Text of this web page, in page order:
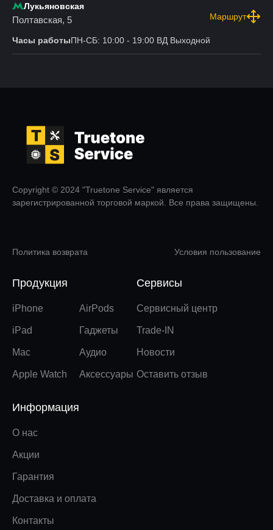
Лукьяновская
Полтавская, 5 Маршрут
Часы работыПН-СБ: 10:00 - 19:00 ВД Выходной
Copyright © 2024 "Truetone Service" является
зарегистрированной торговой маркой. Все права защищены.
Политика возврата Условия пользование
Продукция
iPhone
iPad
Mac
Apple Watch
AirPods
Гаджеты
Аудио
Аксессуары
Сервисы
Сервисный центр
Trade-IN
Новости
Оставить отзыв
Информация
О нас
Акции
Гарантия
Доставка и оплата
Контакты